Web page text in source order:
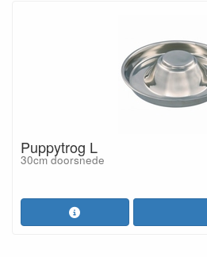
Puppytrog L
30cm doorsnede